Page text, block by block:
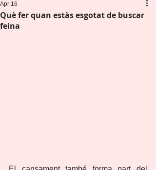
Què fer quan estàs esgotat de buscar
feina
Apr 16